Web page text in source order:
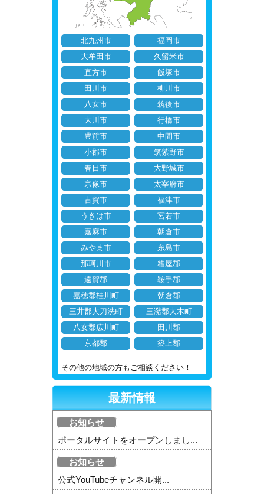
北九州市
福岡市
大牟田市
久留米市
直方市
飯塚市
田川市
柳川市
八女市
筑後市
大川市
行橋市
豊前市
中間市
小郡市
筑紫野市
春日市
大野城市
宗像市
太宰府市
古賀市
福津市
うきは市
宮若市
嘉麻市
朝倉市
みやま市
糸島市
那珂川市
糟屋郡
遠賀郡
鞍手郡
嘉穂郡桂川町
朝倉郡
三井郡大刀洗町
三潴郡大木町
八女郡広川町
田川郡
京都郡
築上郡
その他の地域の方もご相談ください！
最新情報
お知らせ
ポータルサイトをオープンしまし...
お知らせ
公式YouTubeチャンネル開...